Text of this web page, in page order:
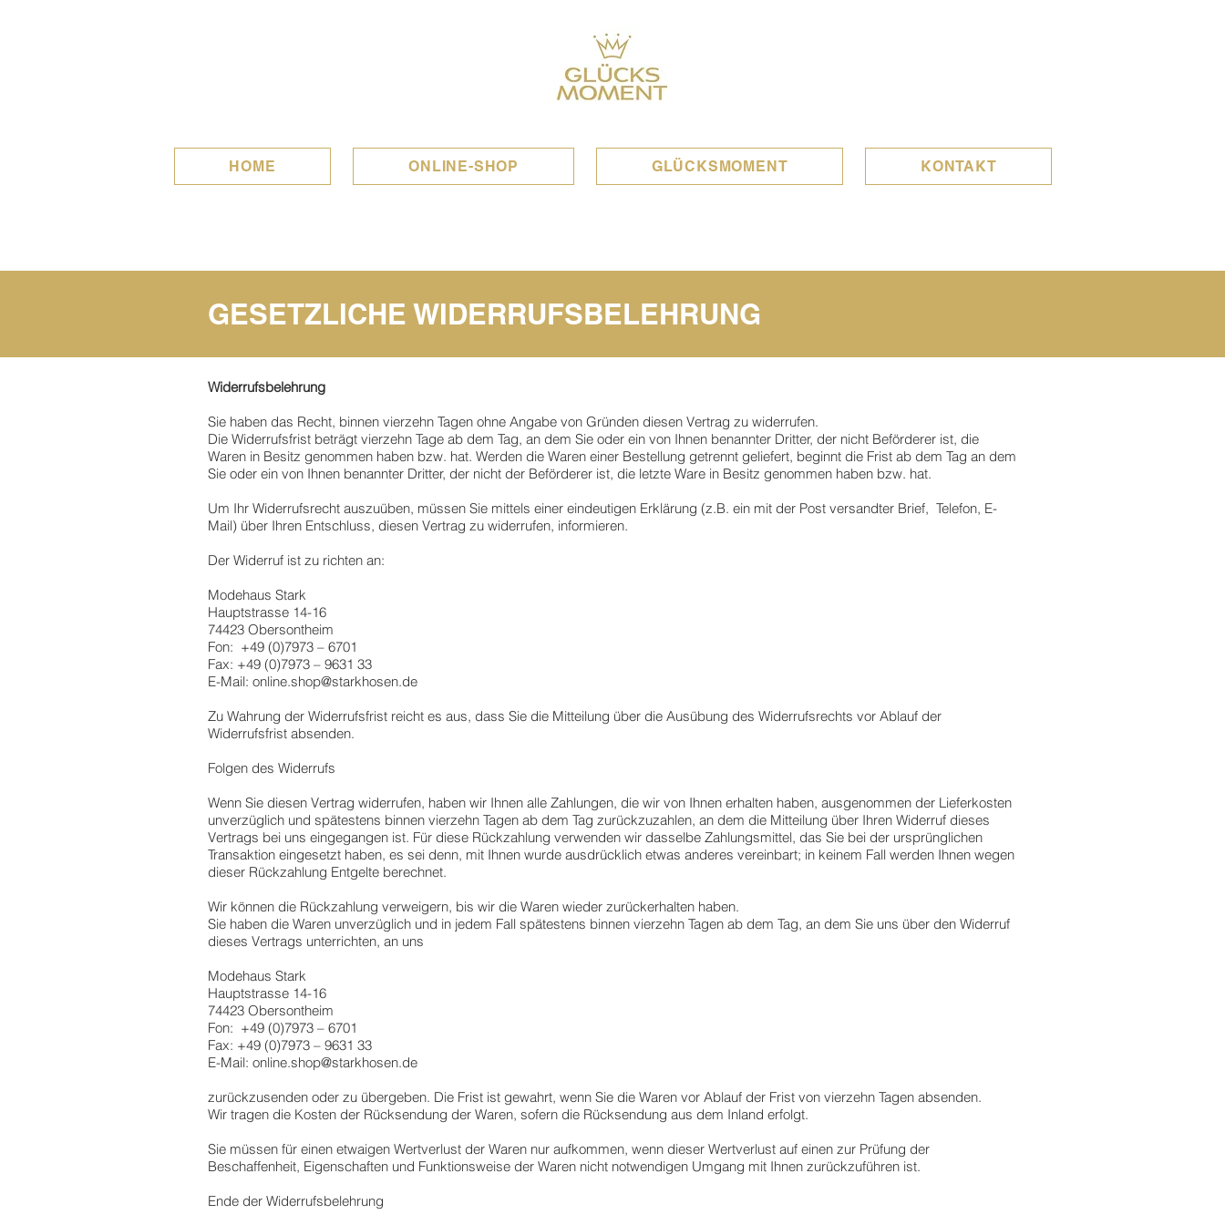
HOME ONLINE-SHOP GLÜCKSMOMENT KONTAKT
GESETZLICHE WIDERRUFSBELEHRUNG
Widerrufsbelehrung
Sie haben das Recht, binnen vierzehn Tagen ohne Angabe von Gründen diesen Vertrag zu widerrufen.
Die Widerrufsfrist beträgt vierzehn Tage ab dem Tag, an dem Sie oder ein von Ihnen benannter Dritter, der nicht Beförderer ist, die
Waren in Besitz genommen haben bzw. hat. Werden die Waren einer Bestellung getrennt geliefert, beginnt die Frist ab dem Tag an dem
Sie oder ein von Ihnen benannter Dritter, der nicht der Beförderer ist, die letzte Ware in Besitz genommen haben bzw. hat.
Um Ihr Widerrufsrecht auszuüben, müssen Sie mittels einer eindeutigen Erklärung (z.B. ein mit der Post versandter Brief, Telefon, E-
Mail) über Ihren Entschluss, diesen Vertrag zu widerrufen, informieren.
Der Widerruf ist zu richten an:
Modehaus Stark
Hauptstrasse 14-16
74423 Obersontheim
Fon: +49 (0)7973 – 6701
Fax: +49 (0)7973 – 9631 33
E-Mail: online.shop@starkhosen.de
Zu Wahrung der Widerrufsfrist reicht es aus, dass Sie die Mitteilung über die Ausübung des Widerrufsrechts vor Ablauf der
Widerrufsfrist absenden.
Folgen des Widerrufs
Wenn Sie diesen Vertrag widerrufen, haben wir Ihnen alle Zahlungen, die wir von Ihnen erhalten haben, ausgenommen der Lieferkosten
unverzüglich und spätestens binnen vierzehn Tagen ab dem Tag zurückzuzahlen, an dem die Mitteilung über Ihren Widerruf dieses
Vertrags bei uns eingegangen ist. Für diese Rückzahlung verwenden wir dasselbe Zahlungsmittel, das Sie bei der ursprünglichen
Transaktion eingesetzt haben, es sei denn, mit Ihnen wurde ausdrücklich etwas anderes vereinbart; in keinem Fall werden Ihnen wegen
dieser Rückzahlung Entgelte berechnet.
Wir können die Rückzahlung verweigern, bis wir die Waren wieder zurückerhalten haben.
Sie haben die Waren unverzüglich und in jedem Fall spätestens binnen vierzehn Tagen ab dem Tag, an dem Sie uns über den Widerruf
dieses Vertrags unterrichten, an uns
Modehaus Stark
Hauptstrasse 14-16
74423 Obersontheim
Fon: +49 (0)7973 – 6701
Fax: +49 (0)7973 – 9631 33
E-Mail: online.shop@starkhosen.de
zurückzusenden oder zu übergeben. Die Frist ist gewahrt, wenn Sie die Waren vor Ablauf der Frist von vierzehn Tagen absenden.
Wir tragen die Kosten der Rücksendung der Waren, sofern die Rücksendung aus dem Inland erfolgt.
Sie müssen für einen etwaigen Wertverlust der Waren nur aufkommen, wenn dieser Wertverlust auf einen zur Prüfung der
Beschaffenheit, Eigenschaften und Funktionsweise der Waren nicht notwendigen Umgang mit Ihnen zurückzuführen ist.
Ende der Widerrufsbelehrung